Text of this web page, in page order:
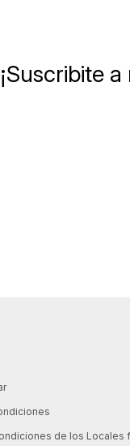
de los Locales
¡Suscribite